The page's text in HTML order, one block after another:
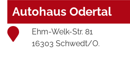
Autohaus Odertal
Ehm-Welk-Str. 81
16303 Schwedt/O.